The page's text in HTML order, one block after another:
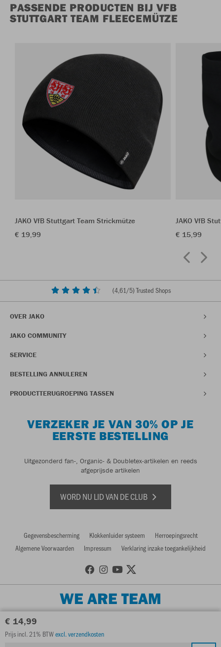
€ 14,99
Prijs incl. 21% BTWexcl. verzendkosten
PASSENDE PRODUCTEN BIJ VFB
STUTTGART TEAM FLEECEMÜTZE
JAKO VfB Stuttgart Team Strickmütze
€ 19,99
JAKO VfB
€ 15,99
(4,61/5) Trusted Shops
OVER JAKO
JAKO COMMUNITY
SERVICE
BESTELLING ANNULEREN
PRODUCTTERUGROEPING TASSEN
VERZEKER JE VAN 30% OP JE
EERSTE BESTELLING
Uitgezonderd fan-, Organic- & Doubletex-artikelen en reeds
afgeprijsde artikelen
WORD NU LID VAN DE CLUB
Gegevensbescherming Klokkenluider systeem
Herroepingsrecht
Algemene Voorwaarden
Impressum Verklaring inzake toegankelijkheid
WE ARE TEAM